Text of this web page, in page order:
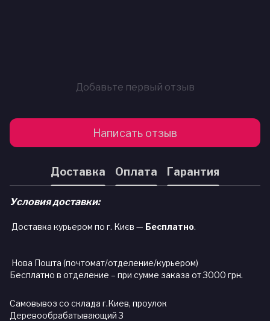
Добавьте первый отзыв
Написать отзыв
Доставка Оплата Гарантия
Условия доставки:
Доставка курьером по г. Києв — Бесплатно.
Нова Пошта (почтомат/отделение/курьером)
Бесплатно в отделение – при сумме заказа от 3000 грн.
Самовывоз со склада г.Киев, проулок
Деревообрабатывающий 3